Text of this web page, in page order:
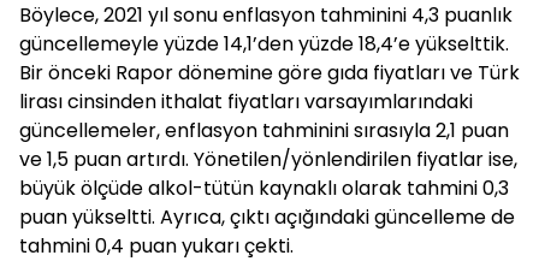
Böylece, 2021 yıl sonu enflasyon tahminini 4,3 puanlık
güncellemeyle yüzde 14,1’den yüzde 18,4’e yükselttik.
Bir önceki Rapor dönemine göre gıda fiyatları ve Türk
lirası cinsinden ithalat fiyatları varsayımlarındaki
güncellemeler, enflasyon tahminini sırasıyla 2,1 puan
ve 1,5 puan artırdı. Yönetilen/yönlendirilen fiyatlar ise,
büyük ölçüde alkol-tütün kaynaklı olarak tahmini 0,3
puan yükseltti. Ayrıca, çıktı açığındaki güncelleme de
tahmini 0,4 puan yukarı çekti.